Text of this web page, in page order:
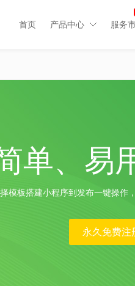
首页 产品中心 服务
单、易
模板搭建小程序到发布一键操作
永久免费注